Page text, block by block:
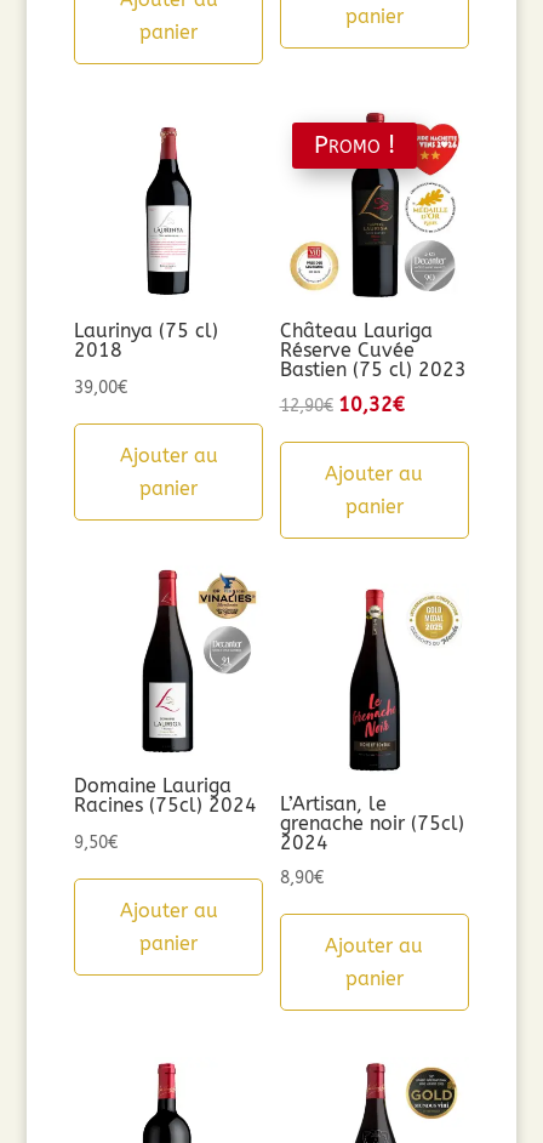
panier
était : est :
panier
Laurinya (75 cl)
2018
39,00€
Ajouter au
panier
Promo !
Château Lauriga
Réserve Cuvée
Bastien (75 cl) 2023
12,90€ Le
initial
était :
10,32€Le
actuel
est :
Ajouter au
panier
Domaine Lauriga
Racines (75cl) 2024
9,50€
Ajouter au
panier
L’Artisan, le
grenache noir (75cl)
2024
8,90€
Ajouter au
panier